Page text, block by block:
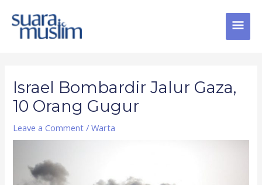
content
Israel Bombardir Jalur Gaza,
10 Orang Gugur
Leave a Comment /Warta